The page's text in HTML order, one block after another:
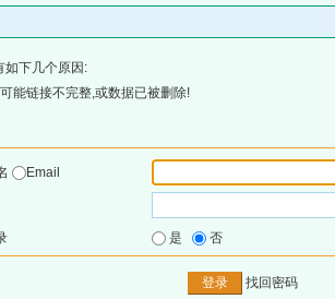
如下几个原因:
能链接不完整,或数据已被删除!
Email
是 否
找回密码